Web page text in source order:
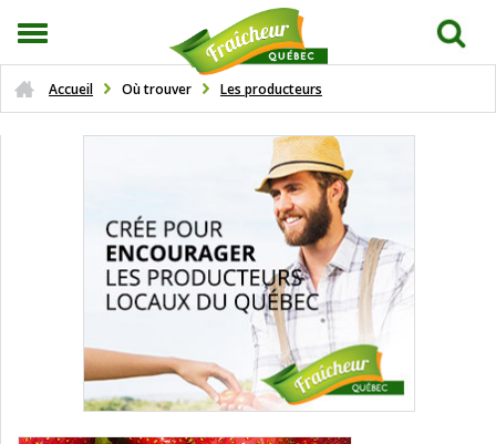
Accueil Où trouver Les producteurs